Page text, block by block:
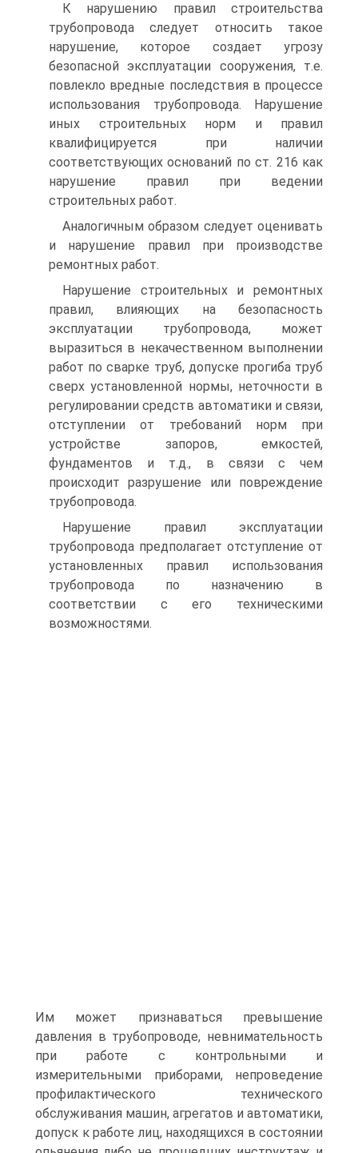
К нарушению правил строительства
трубопровода следует относить такое
нарушение, которое создает угрозу
безопасной эксплуатации сооружения, т.е.
повлекло вредные последствия в процессе
использования трубопровода. Нарушение
иных строительных норм и правил
квалифицируется при наличии
соответствующих оснований по ст. 216 как
нарушение правил при ведении
строительных работ.
Аналогичным образом следует оценивать
и нарушение правил при производстве
ремонтных работ.
Нарушение строительных и ремонтных
правил, влияющих на безопасность
эксплуатации трубопровода, может
выразиться в некачественном выполнении
работ по сварке труб, допуске прогиба труб
сверх установленной нормы, неточности в
регулировании средств автоматики и связи,
отступлении от требований норм при
устройстве запоров, емкостей,
фундаментов и т.д., в связи с чем
происходит разрушение или повреждение
трубопровода.
Нарушение правил эксплуатации
трубопровода предполагает отступление от
установленных правил использования
трубопровода по назначению в
соответствии с его техническими
возможностями.
Им может признаваться превышение
давления в трубопроводе, невнимательность
при работе с контрольными и
измерительными приборами, непроведение
профилактического технического
обслуживания машин, агрегатов и автоматики,
допуск к работе лиц, находящихся в состоянии